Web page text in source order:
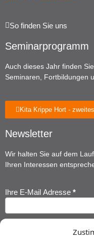
So finden Sie uns
Seminarprogramm
Auch dieses Jahr finden
Seminaren, Fortbildungen
Kita Krippe Hort -
Newsletter
Wir halten Sie auf dem
Ihren Interessen
Newsletter
Anmeldung
Ihre E-Mail Adresse *